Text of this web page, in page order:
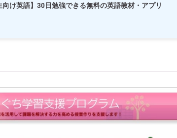
向け英語】30日勉強できる無料の英語教材・アプリ